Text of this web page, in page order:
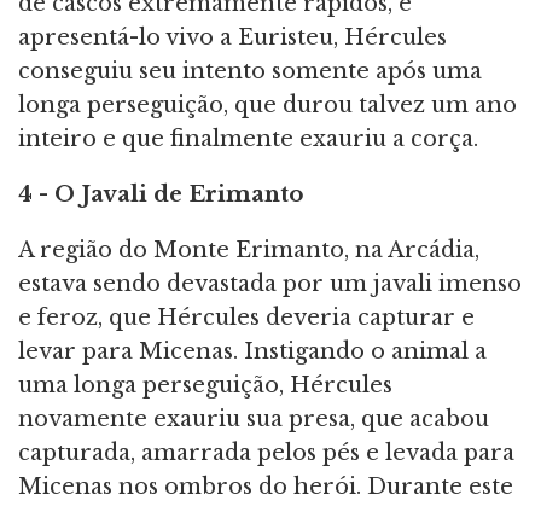
apresentá-lo vivo a Euristeu, Hércules
conseguiu seu intento somente após uma
longa perseguição, que durou talvez um ano
inteiro e que finalmente exauriu a corça.
4 - O Javali de Erimanto
A região do Monte Erimanto, na Arcádia,
estava sendo devastada por um javali imenso
e feroz, que Hércules deveria capturar e
levar para Micenas. Instigando o animal a
uma longa perseguição, Hércules
novamente exauriu sua presa, que acabou
capturada, amarrada pelos pés e levada para
Micenas nos ombros do herói. Durante este